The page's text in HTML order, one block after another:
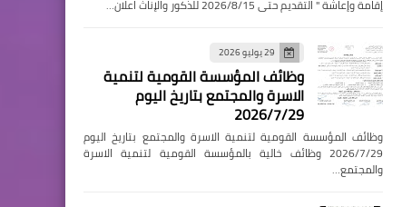
إقامة وإعاشة " التقديم حتى 2026/8/15 للذكور والإناث اعلان…
29 يوليو 2026
وظائف المؤسسة القومية لتنمية
الاسرة والمجتمع بتاريخ اليوم
2026/7/29
وظائف المؤسسة القومية لتنمية الاسرة والمجتمع بتاريخ اليوم
2026/7/29 وظائف خالية بالمؤسسة القومية لتنمية الاسرة
والمجتمع…